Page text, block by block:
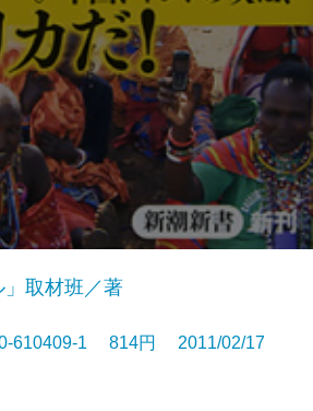
」取材班／著
610409-1 814円 2011/02/17